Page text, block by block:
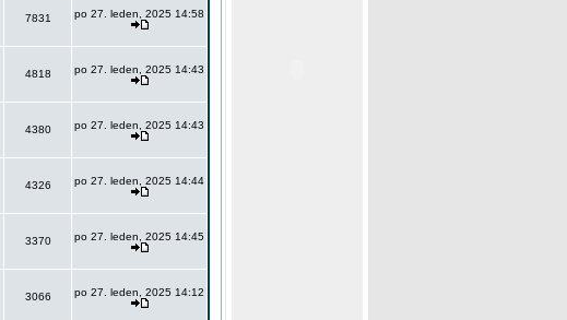
7831 po 27. leden, 2025 14:58
4818 po 27. leden, 2025 14:43
4380 po 27. leden, 2025 14:43
4326 po 27. leden, 2025 14:44
3370 po 27. leden, 2025 14:45
3066 po 27. leden, 2025 14:12